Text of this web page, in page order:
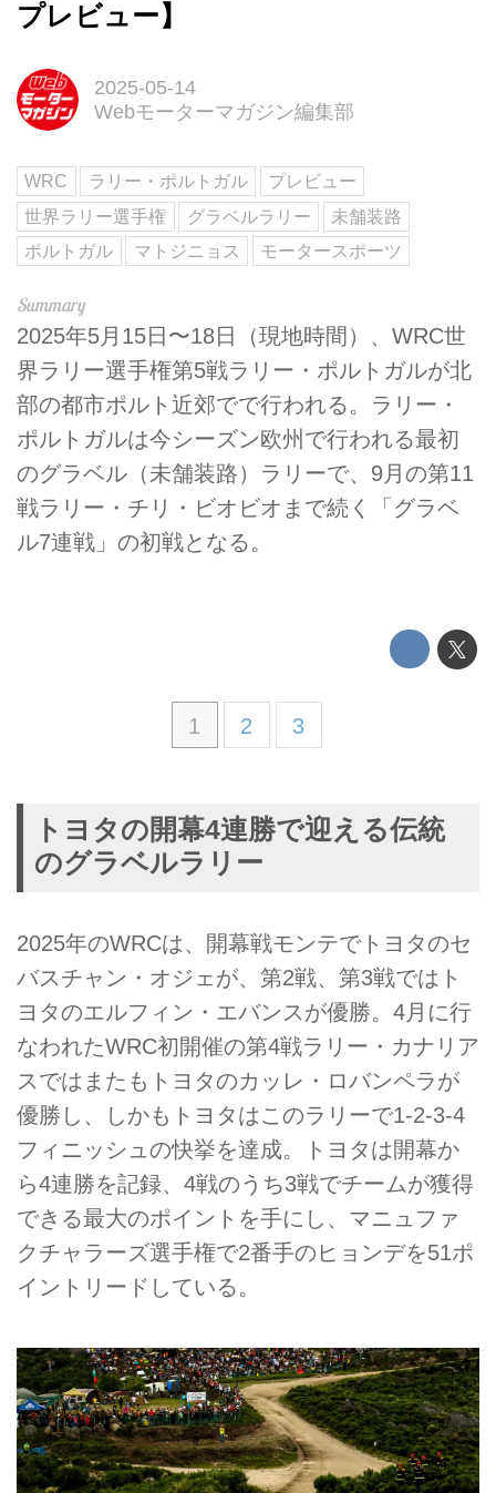
プレビュー】
2025-05-14
Webモーターマガジン編集部
WRC ラリー・ポルトガル
プレビュー
世界ラリー選手権
グラベルラリー
未舗装路
ポルトガル
マトジニョス モータースポーツ
2025年5月15日〜18日（現地時間）、WRC世
界ラリー選手権第5戦ラリー・ポルトガルが北
部の都市ポルト近郊でで行われる。ラリー・
ポルトガルは今シーズン欧州で行われる最初
のグラベル（未舗装路）ラリーで、9月の第11
戦ラリー・チリ・ビオビオまで続く「グラベ
ル7連戦」の初戦となる。
1 2 3
トヨタの開幕4連勝で迎える伝統
のグラベルラリー
2025年のWRCは、開幕戦モンテでトヨタのセ
バスチャン・オジェが、第2戦、第3戦ではト
ヨタのエルフィン・エバンスが優勝。4月に行
なわれたWRC初開催の第4戦ラリー・カナリア
スではまたもトヨタのカッレ・ロバンペラが
優勝し、しかもトヨタはこのラリーで1-2-3-4
フィニッシュの快挙を達成。トヨタは開幕か
ら4連勝を記録、4戦のうち3戦でチームが獲得
できる最大のポイントを手にし、マニュファ
クチャラーズ選手権で2番手のヒョンデを51ポ
イントリードしている。